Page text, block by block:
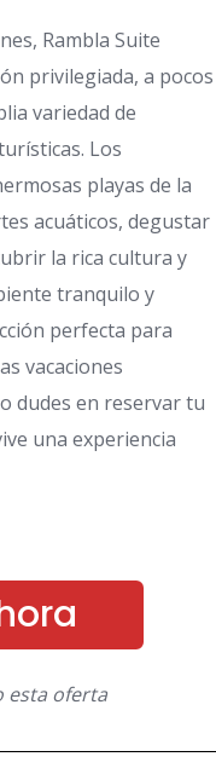
Rambla Suite
privilegiada, a pocos
variedad de
Los
playas de la
acuáticos, degustar
la rica cultura y
tranquilo y
perfecta para
vacaciones
dudes en reservar tu
una experiencia
esta oferta